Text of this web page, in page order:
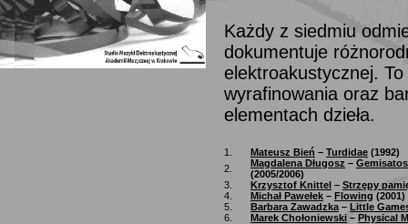
Każdy z siedmiu
dokumentuje
elektroakustycznej.
wyrafinowania oraz
elementach dzieła.
1. Mateusz Bień – Turdidae (1992)
2.
Magdalena Długosz – Gemisatos
(2005/2006)
3.
Krzysztof Knittel – Strzępy
4.
Michał Pawełek – Flowing (2001)
5.
Barbara Zawadzka – Little
6.
Marek Chołoniewski – Physical